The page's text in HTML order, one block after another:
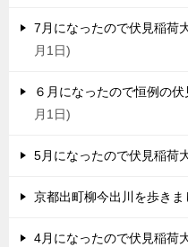
7月になったので伏見稲荷
月1日
６月になったので恒例の伏
月1日
5月になったので伏見稲荷
京都出町柳今出川を歩きま
4月になったので伏見稲荷